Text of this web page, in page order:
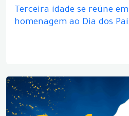
Terceira idade se reúne
homenagem ao Dia dos